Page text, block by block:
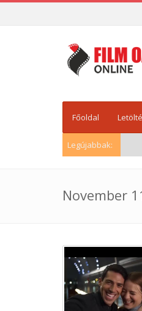
Főoldal
Legújabbak:
November